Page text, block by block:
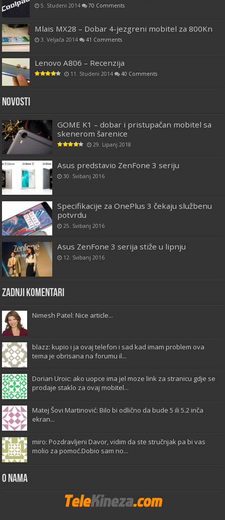
5. Studeni 2014 70 Comments
Mlais MX28 – Dobar 4-jezgreni mobitel za 800Kn
3. Veljača 2014 41 Comments
Lenovo A806 – Recenzija
11. Studeni 2014 40 Comments
Novosti
GOME K1 – dobar i pristupačan mobitel sa
skenerom šarenice
29. Lipanj 2018
Asus predstavio ZenFone 3 seriju
30. Svibanj 2016
Specifikacije za OnePlus 3 čekaju službenu
potvrdu
25. Svibanj 2016
Asus ZenFone 3 serija stiže u lipnju
12. Svibanj 2016
Zadnji komentari
Nimesh Patel: Nice article...
blazz: kupio i ja ovaj telefon i sad kad imam problem ova
tema je obrisana na forumu il...
Dorian Uroic: ako uopce ima jel moze link za stranicu gdje se
prodaje staklo za ovaj mobitel...
Matej Šovi Martinović: Bilo bi odlično da bude 5 ili 5.2 inča
ekran...
miro: Pozdravljeni Davor, vidim da ste stručnjak pa bi vas
molio za pomoć.Dobio sam no...
O Nama